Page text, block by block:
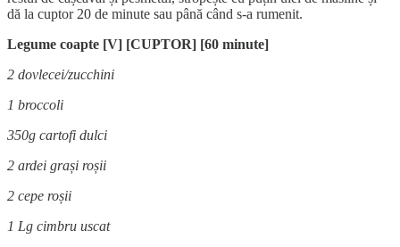
dă la cuptor 20 de minute sau până când s-a rumenit.
Legume coapte [V] [CUPTOR] [60 minute]
2 dovlecei/zucchini
1 broccoli
350g cartofi dulci
2 ardei grași roșii
2 cepe roșii
1 Lg cimbru uscat